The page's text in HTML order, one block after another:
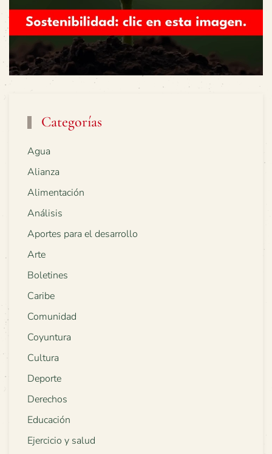
Categorías
Agua
Alianza
Alimentación
Análisis
Aportes para el desarrollo
Arte
Boletines
Caribe
Comunidad
Coyuntura
Cultura
Deporte
Derechos
Educación
Ejercicio y salud